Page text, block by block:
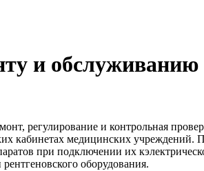
и обслуживанию
регулирование и контрольная
кабинетах медицинских
при подключении их
оборудования.